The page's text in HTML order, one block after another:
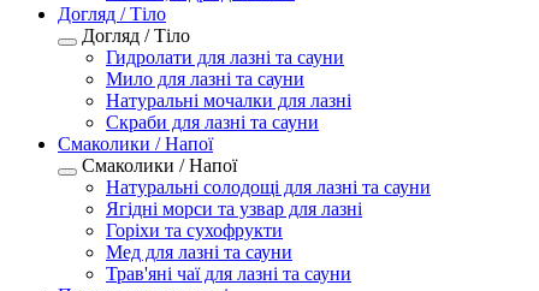
Догляд / Тіло
Догляд / Тіло
Гидролати для лазні та сауни
Мило для лазні та сауни
Натуральні мочалки для лазні
Скраби для лазні та сауни
Смаколики / Напої
Смаколики / Напої
Натуральні солодощі для лазні та сауни
Ягідні морси та узвар для лазні
Горіхи та сухофрукти
Мед для лазні та сауни
Трав'яні чаї для лазні та сауни